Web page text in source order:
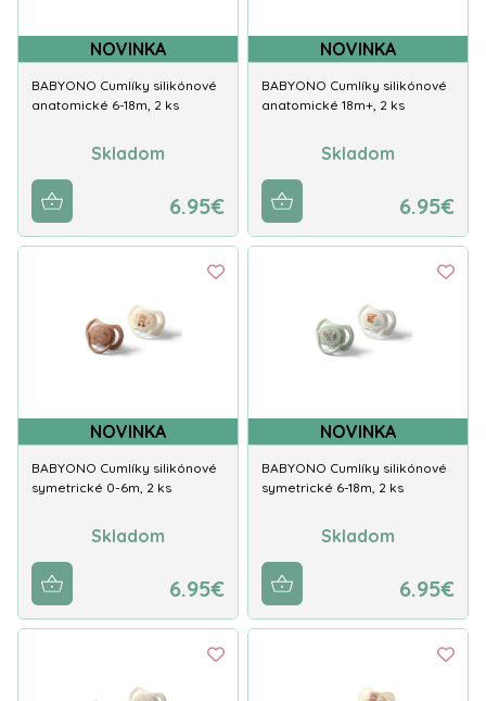
NOVINKA
BABYONO Cumlíky silikónové
anatomické 6-18m, 2 ks
Skladom
6.95€
NOVINKA
BABYONO Cumlíky silikónové
anatomické 18m+, 2 ks
Skladom
6.95€
NOVINKA
BABYONO Cumlíky silikónové
symetrické 0-6m, 2 ks
Skladom
6.95€
NOVINKA
BABYONO Cumlíky silikónové
symetrické 6-18m, 2 ks
Skladom
6.95€